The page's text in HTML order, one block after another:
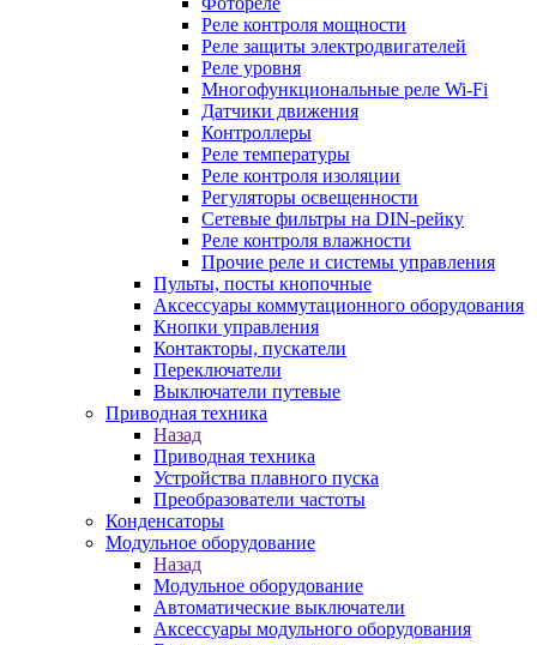
Реле контроля мощности
Реле защиты электродвигателей
Реле уровня
Многофункциональные реле Wi-Fi
Датчики движения
Контроллеры
Реле температуры
Реле контроля изоляции
Регуляторы освещенности
Сетевые фильтры на DIN-рейку
Реле контроля влажности
Прочие реле и системы управления
Пульты, посты кнопочные
Аксессуары коммутационного оборудования
Кнопки управления
Контакторы, пускатели
Переключатели
Выключатели путевые
Приводная техника
Назад
Приводная техника
Устройства плавного пуска
Преобразователи частоты
Конденсаторы
Модульное оборудование
Назад
Модульное оборудование
Автоматические выключатели
Аксессуары модульного оборудования